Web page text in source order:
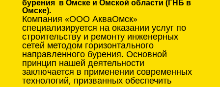
бурения в Омске и Омской области (ГНБ в
Омске).
Компания «ООО АкваОмск»
специализируется на оказании услуг по
строительству и ремонту инженерных
сетей методом горизонтального
направленного бурения. Основной
принцип нашей деятельности
заключается в применении современных
технологий, призванных обеспечить